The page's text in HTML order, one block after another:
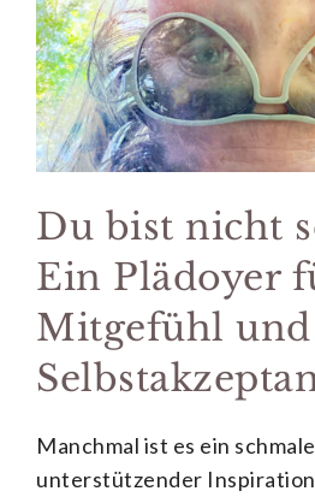
Du bist nicht
Ein Plädoyer
Mitgefühl und
Manchmal ist es ein
unterstützender